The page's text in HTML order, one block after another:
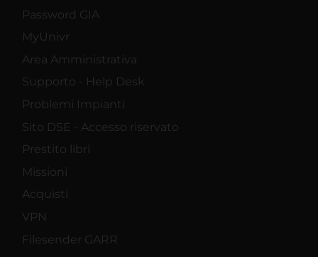
Password GIA
MyUnivr
Area Amministrativa
Supporto - Help Desk
Problemi Impianti
Sito DSE - Accesso riservato
Prestito libri
Missioni
Acquisti
VPN
Filesender GARR